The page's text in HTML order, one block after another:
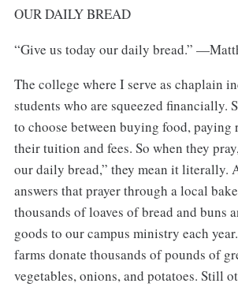
OUR DAILY BREAD
“Give us today our daily bread.”
The college where I serve as chaplain
students who are squeezed financially.
to choose between buying food, paying
their tuition and fees. So when they
our daily bread,” they mean it literally.
answers that prayer through a local
thousands of loaves of bread and buns
goods to our campus ministry each
farms donate thousands of pounds of
vegetables, onions, and potatoes. Still